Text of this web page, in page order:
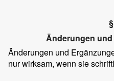
Änderungen
Änderungen und
nur wirksam, wenn sie